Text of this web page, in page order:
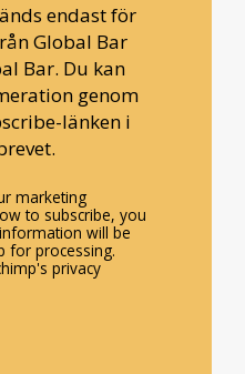
endast för
Global Bar
Bar. Du kan
genom
länken i
marketing
to subscribe, you
will be
for processing.
privacy